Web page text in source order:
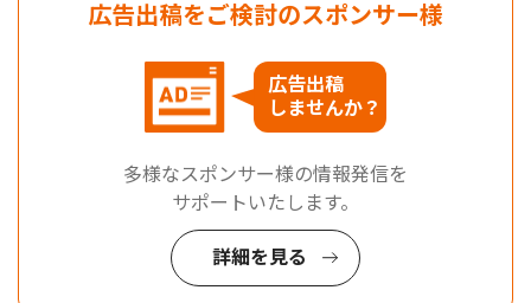
広告出稿をご検討のスポンサー様
広告出稿
しませんか？
多様なスポンサー様の情報発信を
サポートいたします。
詳細を見る